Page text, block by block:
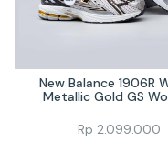
New Balance 1906R
Metallic Gold GS
Rp 2.099.000